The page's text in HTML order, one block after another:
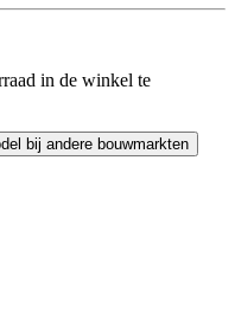
in de winkel te
bij andere bouwmarkten